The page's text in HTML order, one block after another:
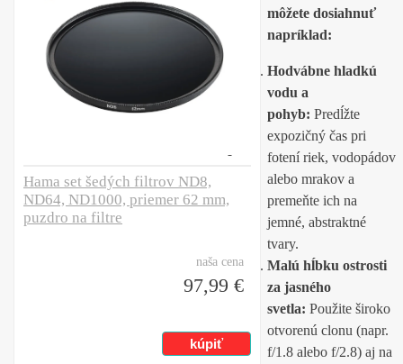
Hama set šedých filtrov ND8,
ND64, ND1000, priemer 62 mm,
puzdro na filtre
naša cena
97,99 €
môžete dosiahnuť
napríklad:
Hodvábne hladkú
vodu a
pohyb: Predĺžte
expozičný čas pri
fotení riek, vodopádov
alebo mrakov a
premeňte ich na
jemné, abstraktné
tvary.
Malú hĺbku ostrosti
za jasného
svetla: Použite široko
otvorenú clonu (napr.
f/1.8 alebo f/2.8) aj na